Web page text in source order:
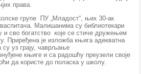
права.
групе ПУ „Младост“, њих 30-ак
Малишанима су библиотекари
и сво богатство које се стиче дружењем
Приређена је изложба књига адекватна
уз грају, чаврљање
књиге и са радошћу преузели своје
да користе до поласка у школу.